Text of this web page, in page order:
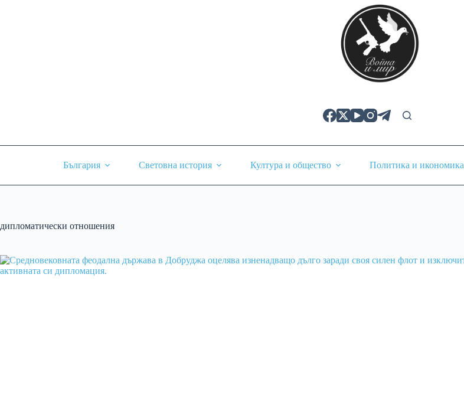
България Световна история Култура и общество Политика и икономика
дипломатически отношения